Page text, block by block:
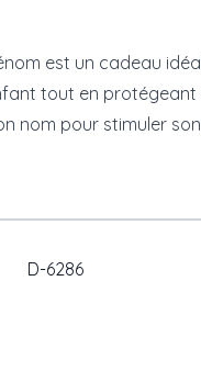
est un cadeau
tout en protégeant
nom pour stimuler
D-6286